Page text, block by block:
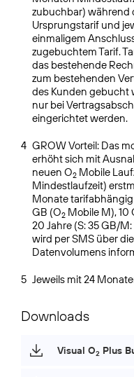
zubuchbar) während
Ursprungstarif und
einmaligem
zugebuchtem Tarif.
das bestehende
zum bestehenden
des Kunden gebucht
nur bei
eingerichtet werden.
4 GROW Vorteil: Das
erhöht sich mit
neuen O2 Mobile
Mindestlaufzeit)
Monate tarifabhängig
GB (O2 Mobile M), 10
20 Jahre (S: 35 GB/
wird per SMS über
Datenvolumens
5 Jeweils mit 24
Downloads
Visual O2 Plus